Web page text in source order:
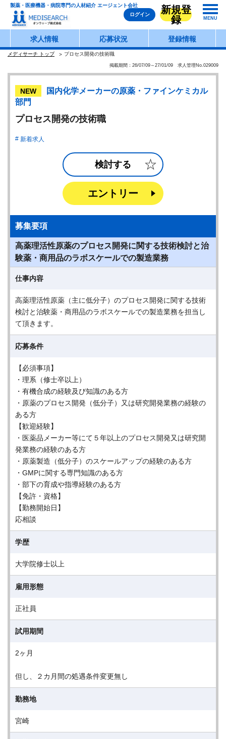
製薬・医療機器・病院専門の人材紹介 エージェント会社
ログイン
新規登
録
MENU
求人情報 応募状況 登録情報
メディサーチ トップ プロセス開発の技術職
掲載期間：26/07/09～27/01/09 求人管理No.029009
NEW
国内化学メーカーの原薬・ファインケミカル
部門
プロセス開発の技術職
新着求人
検討する
エントリー
募集要項
高薬理活性原薬のプロセス開発に関する技術検討と治
験薬・商用品のラボスケールでの製造業務
仕事内容
高薬理活性原薬（主に低分子）のプロセス開発に関する技術
検討と治験薬・商用品のラボスケールでの製造業務を担当し
て頂きます。
応募条件
【必須事項】
・理系（修士卒以上）
・有機合成の経験及び知識のある方
・原薬のプロセス開発（低分子）又は研究開発業務の経験の
ある方
【歓迎経験】
・医薬品メーカー等にて５年以上のプロセス開発又は研究開
発業務の経験のある方
・原薬製造（低分子）のスケールアップの経験のある方
・GMPに関する専門知識のある方
・部下の育成や指導経験のある方
【免許・資格】
【勤務開始日】
応相談
学歴
大学院修士以上
雇用形態
正社員
試用期間
2ヶ月
但し、２カ月間の処遇条件変更無し
勤務地
宮崎